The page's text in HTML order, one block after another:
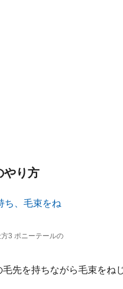
やり方
3 ポニーテールの
先を持ちながら毛束をね